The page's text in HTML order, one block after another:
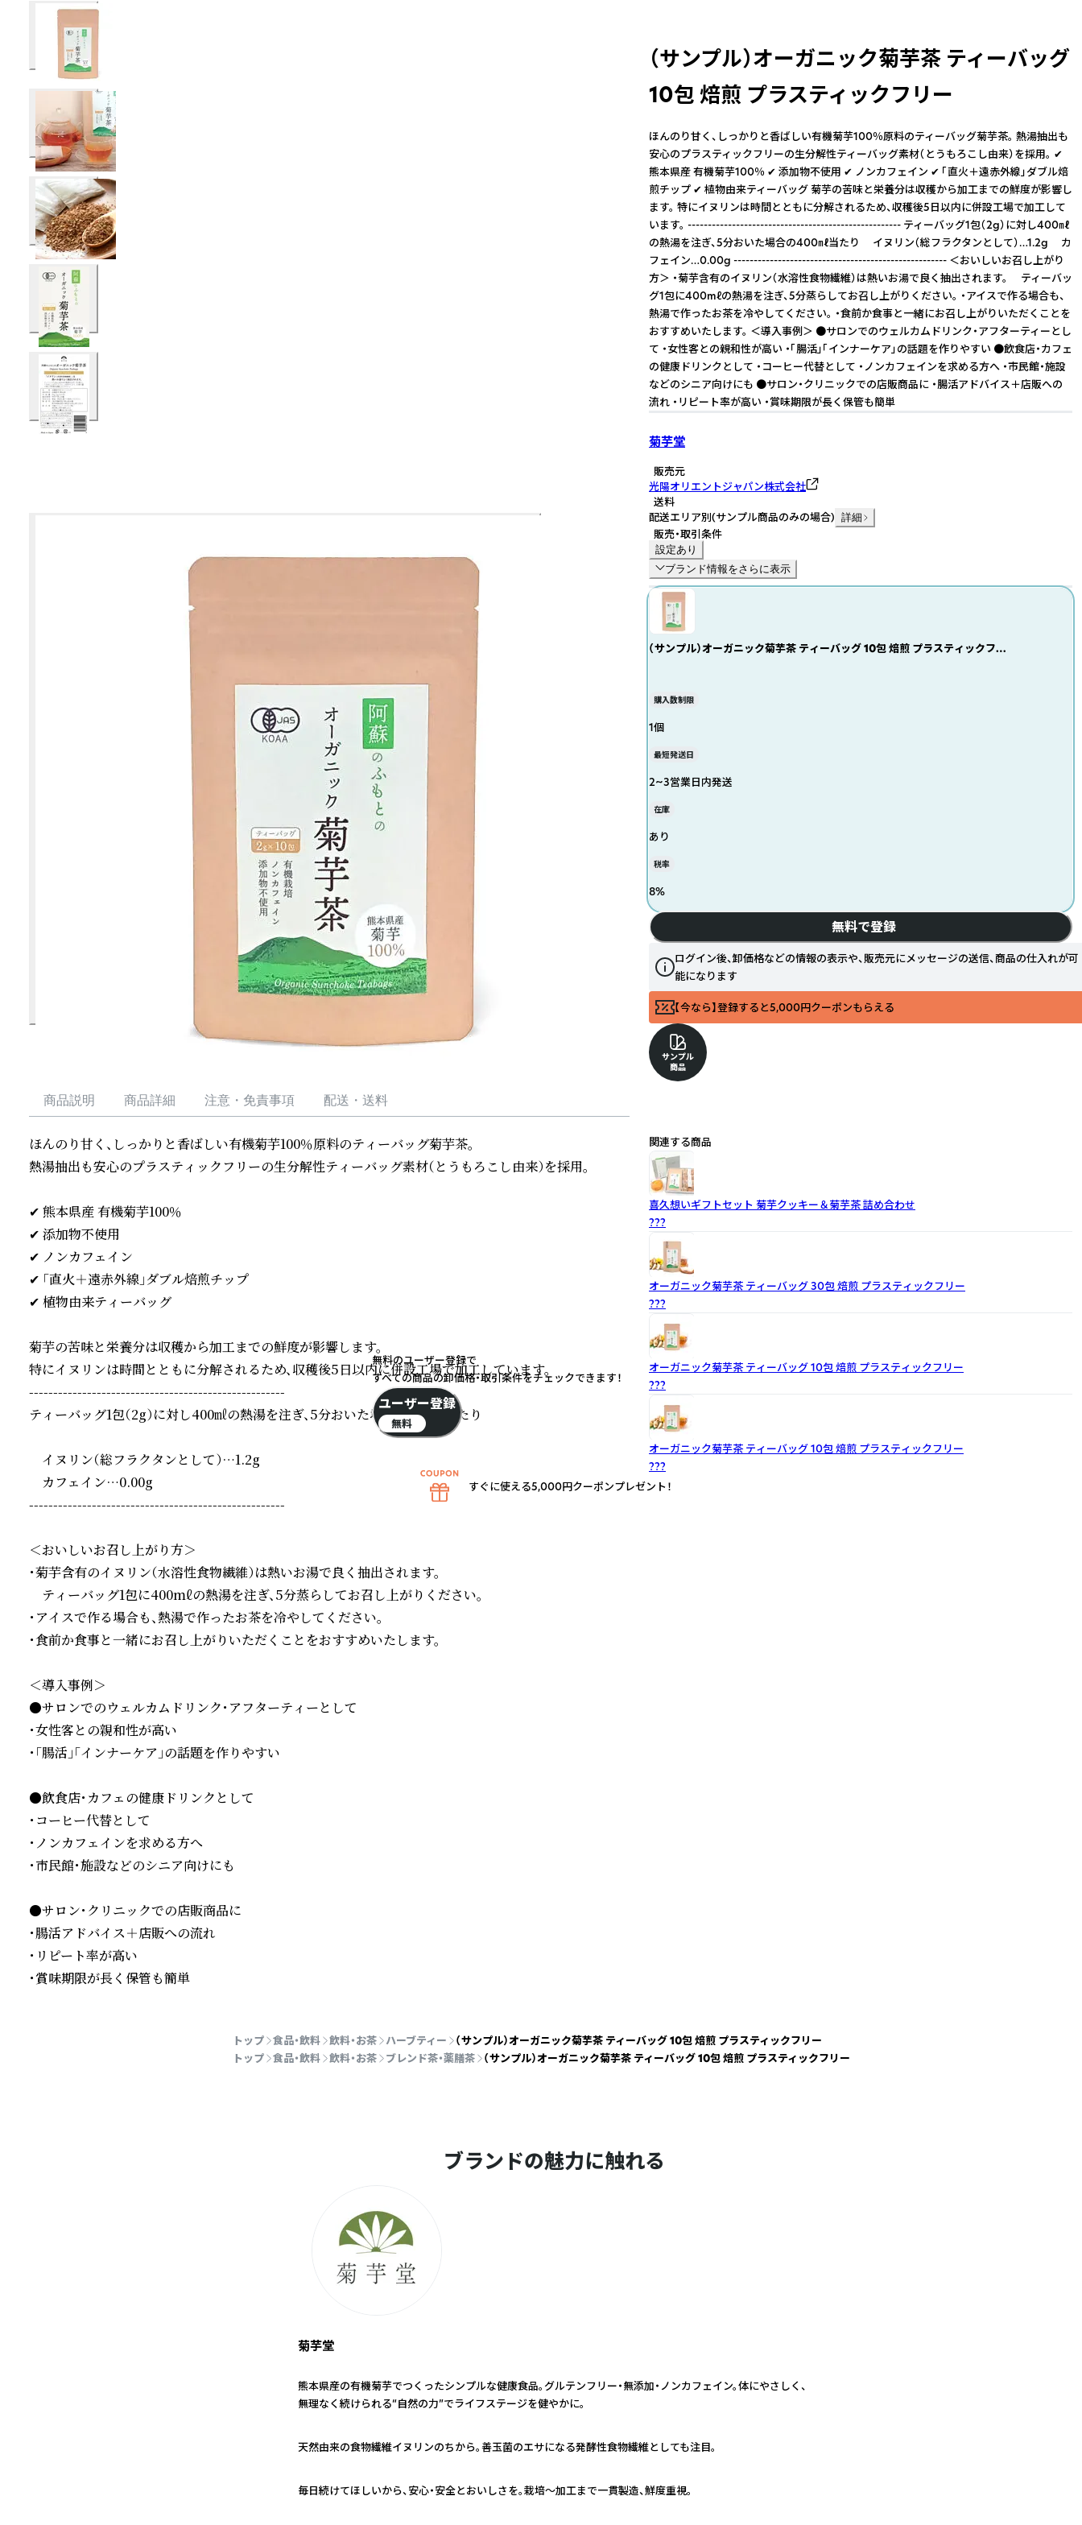
商品説明 商品詳細 注意・免責事項 配送・送料
ほんのり甘く、しっかりと香ばしい有機菊芋100％原料のティーバッグ菊芋茶。
熱湯抽出も安心のプラスティックフリーの生分解性ティーバッグ素材（とうもろこし由来）を採用。
✔ 熊本県産 有機菊芋100％
✔ 添加物不使用
✔ ノンカフェイン
✔ 「直火＋遠赤外線」ダブル焙煎チップ
✔ 植物由来ティーバッグ
菊芋の苦味と栄養分は収穫から加工までの鮮度が影響します。
特にイヌリンは時間とともに分解されるため、収穫後5日以内に併設工場で加工しています。
-----------------------------------------------------
ティーバッグ1包（2g）に対し400㎖の熱湯を注ぎ、5分おいた場合の400㎖当たり
イヌリン（総フラクタンとして）…1.2g
カフェイン…0.00g
-----------------------------------------------------
＜おいしいお召し上がり方＞
・菊芋含有のイヌリン（水溶性食物繊維）は熱いお湯で良く抽出されます。
ティーバッグ1包に400mℓの熱湯を注ぎ、5分蒸らしてお召し上がりください。
・アイスで作る場合も、熱湯で作ったお茶を冷やしてください。
・食前か食事と一緒にお召し上がりいただくことをおすすめいたします。
＜導入事例＞
●サロンでのウェルカムドリンク・アフターティーとして
・女性客との親和性が高い
・「腸活」「インナーケア」の話題を作りやすい
●飲食店・カフェの健康ドリンクとして
・コーヒー代替として
・ノンカフェインを求める方へ
・市民館・施設などのシニア向けにも
●サロン・クリニックでの店販商品に
・腸活アドバイス＋店販への流れ
・リピート率が高い
・賞味期限が長く保管も簡単
（サンプル）オーガニック菊芋茶 ティーバッグ
10包 焙煎 プラスティックフリー
ほんのり甘く、しっかりと香ばしい有機菊芋100％原料のティーバッグ菊芋茶。 熱湯抽出も
安心のプラスティックフリーの生分解性ティーバッグ素材（とうもろこし由来）を採用。 ✔
熊本県産 有機菊芋100％ ✔ 添加物不使用 ✔ ノンカフェイン ✔ 「直火＋遠赤外線」ダブル焙
煎チップ ✔ 植物由来ティーバッグ 菊芋の苦味と栄養分は収穫から加工までの鮮度が影響し
ます。 特にイヌリンは時間とともに分解されるため、収穫後5日以内に併設工場で加工して
います。 ----------------------------------------------------- ティーバッグ1包（2g）に対し400㎖
の熱湯を注ぎ、5分おいた場合の400㎖当たり イヌリン（総フラクタンとして）…1.2g カ
フェイン…0.00g ----------------------------------------------------- ＜おいしいお召し上がり
方＞ ・菊芋含有のイヌリン（水溶性食物繊維）は熱いお湯で良く抽出されます。 ティーバッ
グ1包に400mℓの熱湯を注ぎ、5分蒸らしてお召し上がりください。 ・アイスで作る場合も、
熱湯で作ったお茶を冷やしてください。 ・食前か食事と一緒にお召し上がりいただくことを
おすすめいたします。 ＜導入事例＞ ●サロンでのウェルカムドリンク・アフターティーとし
て ・女性客との親和性が高い ・「腸活」「インナーケア」の話題を作りやすい ●飲食店・カフェ
の健康ドリンクとして ・コーヒー代替として ・ノンカフェインを求める方へ ・市民館・施設
などのシニア向けにも ●サロン・クリニックでの店販商品に ・腸活アドバイス＋店販への
流れ ・リピート率が高い ・賞味期限が長く保管も簡単
菊芋堂
販売元
光陽オリエントジャパン株式会社
送料
配送エリア別(サンプル商品のみの場合) 詳細
販売・取引条件
設定あり
ブランド情報をさらに表示
（サンプル）オーガニック菊芋茶 ティーバッグ 10包 焙煎 プラスティックフリ
購入数制限
1個
最短発送日
2~3営業日内発送
在庫
あり
税率
8%
無料で登録
ログイン後、卸価格などの情報の表示や、販売元にメッセージの送信、商品の仕入れが可
能になります
【今なら】登録すると5,000円クーポンもらえる
サンプル
商品
関連する商品
喜久想いギフトセット 菊芋クッキー＆菊芋茶 詰め合わせ
???
オーガニック菊芋茶 ティーバッグ 30包 焙煎 プラスティックフリー
???
オーガニック菊芋茶 ティーバッグ 10包 焙煎 プラスティックフリー
???
オーガニック菊芋茶 ティーバッグ 10包 焙煎 プラスティックフリー
???
トップ 食品・飲料 飲料・お茶 ハーブティー
（サンプル）オーガニック菊芋茶 ティーバッグ 10包 焙煎 プラスティックフリー
トップ
食品・飲料 飲料・お茶 ブレンド茶・薬膳茶 （サンプル）オーガニック菊芋茶 ティーバッグ 10包 焙煎 プラスティックフリー
ブランドの魅力に触れる
菊芋堂
熊本県産の有機菊芋でつくったシンプルな健康食品。グルテンフリー・無添加・ノンカフェイン。体にやさしく、
無理なく続けられる“自然の力”でライフステージを健やかに。
天然由来の食物繊維イヌリンのちから。善玉菌のエサになる発酵性食物繊維としても注目。
毎日続けてほしいから、安心・安全とおいしさを。栽培～加工まで一貫製造、鮮度重視。
無料のユーザー登録で
すべての商品の卸価格・取引条件をチェックできます！
ユーザー登録
無料
すぐに使える5,000円クーポンプレゼント！